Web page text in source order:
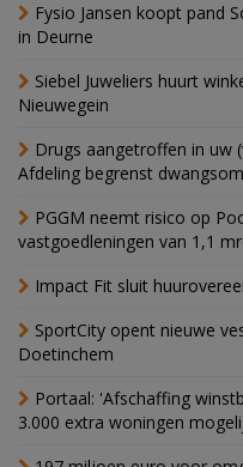
Fysio Jansen koopt pand
in Deurne
Siebel Juweliers huurt
Nieuwegein
Drugs aangetroffen in uw
Afdeling begrenst
PGGM neemt risico op
vastgoedleningen van 1,1
Impact Fit sluit
SportCity opent nieuwe
Doetinchem
Portaal: 'Afschaffing
3.000 extra woningen